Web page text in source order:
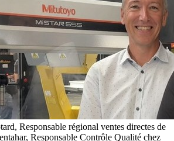
Responsable régional ventes directes de
Responsable Contrôle Qualité chez